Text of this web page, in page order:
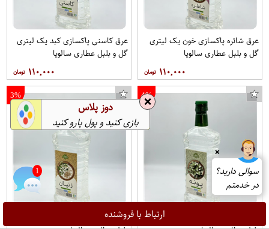
ارتباط با فروشنده
عرق شاتره پاکسازی خون یک لیتری
گل و بلبل عطاری سالویا
۱۱۰,۰۰۰
عرق کاسنی پاکسازی کبد یک لیتری
گل و بلبل عطاری سالویا
۱۱۰,۰۰۰
4%
عرق پونه ضدعفونی یک لیتری گل و
3%
عرق زنیان ضدبلغم یک لیتری گل و
❌
سوالی دارید؟
در خدمتم
1
❌ دوز پلاس
بازی کنید و پول پارو کنید